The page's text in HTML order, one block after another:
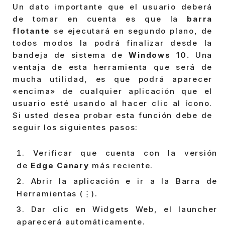
Un dato importante que el usuario deberá
de tomar en cuenta es que la barra
flotante se ejecutará en segundo plano, de
todos modos la podrá finalizar desde la
bandeja de sistema deWindows 10. Una
ventaja de esta herramienta que será de
mucha utilidad, es que podrá aparecer
«encima» de cualquier aplicación que el
usuario esté usando al hacer clic al ícono.
Si usted desea probar esta función debe de
seguir los siguientes pasos:
Verificar que cuenta con la versión
de Edge Canary más reciente.
Abrir la aplicación e ir a la Barra de
Herramientas (⋮).
Dar clic en Widgets Web, el launcher
aparecerá automáticamente.